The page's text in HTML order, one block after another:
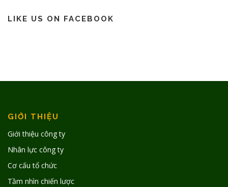
LIKE US ON FACEBOOK
GIỚI THIỆU
Giới thiệu công ty
Nhân lực công ty
Cơ cấu tổ chức
Tầm nhìn chiến lược